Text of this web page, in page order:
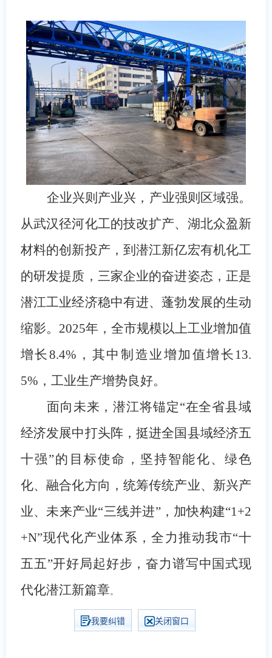
企业兴则产业兴，产业强则区域强。
从武汉径河化工的技改扩产、湖北众盈新
材料的创新投产，到潜江新亿宏有机化工
的研发提质，三家企业的奋进姿态，正是
潜江工业经济稳中有进、蓬勃发展的生动
缩影。 2025年，全市规模以上工业增加值
增长8.4%，其中制造业增加值增长13.
5%，工业生产增势良好。
面向未来，潜江将锚定“在全省县域
经济发展中打头阵，挺进全国县域经济五
十强”的目标使命，坚持智能化、绿色
化、融合化方向，统筹传统产业、新兴产
业、未来产业“三线并进”，加快构建“1+2
+N”现代化产业体系，全力推动我市“十
五五”开好局起好步，奋力谱写中国式现
代化潜江新篇章。
我要纠错 关闭窗口